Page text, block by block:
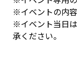
※イベントの内
※イベント当日
承ください。